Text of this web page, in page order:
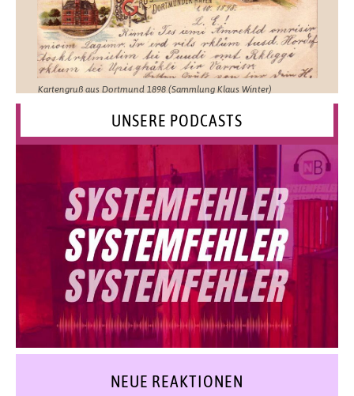
Kartengruß aus Dortmund 1898 (Sammlung Klaus Winter)
UNSERE PODCASTS
NEUE REAKTIONEN